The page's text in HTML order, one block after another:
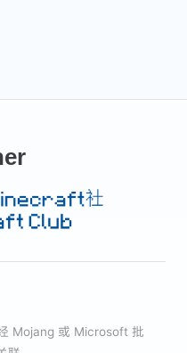
Mojang 或 Microsoft 批